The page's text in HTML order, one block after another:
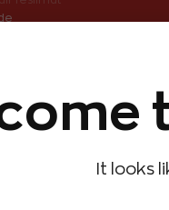
It looks
Teslimat
Kargo Çok Satanlar